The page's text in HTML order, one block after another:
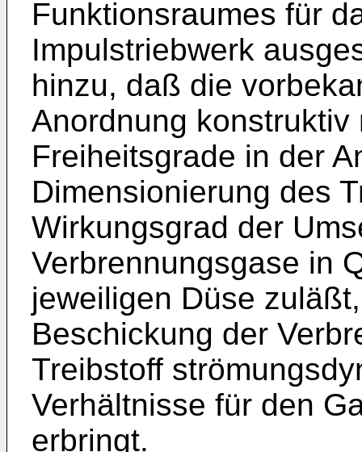
Funktionsraumes für
Impulstriebwerk
hinzu, daß die
Anordnung konstruktiv
Freiheitsgrade in der
Dimensionierung des
Wirkungsgrad der
Verbrennungsgase in
jeweiligen Düse
Beschickung der
Treibstoff
Verhältnisse für den
erbringt.